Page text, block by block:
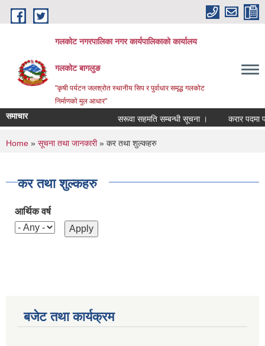
Skip to main content
गलकोट नगरपालिका नगर कार्यपालिकाको कार्यालय
गलकोट बागलुङ
"कृषी पर्यटन जलश्रोत स्थानीय सिप र पुर्वाधार समृद्ध गलकोट
निर्माणको मुल आधार"
समाचार सरूवा सहमति सम्बन्धी सूचना । करार पदमा
You are here
Home » सूचना तथा जानकारी» कर तथा शुल्कहरु
कर तथा शुल्कहरु
आर्थिक वर्ष
बजेट तथा कार्यक्रम